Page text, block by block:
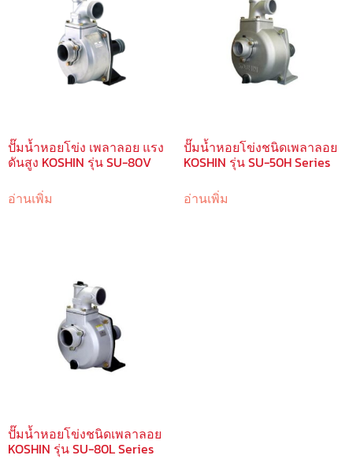
ปั๊มน้ำหอยโข่ง เพลาลอย แรง
ดันสูง KOSHIN รุ่น SU-80V
อ่านเพิ่ม
ปั๊มน้ำหอยโข่งชนิดเพลาลอย
KOSHIN รุ่น SU-50H Series
อ่านเพิ่ม
ปั๊มน้ำหอยโข่งชนิดเพลาลอย
KOSHIN รุ่น SU-80L Series